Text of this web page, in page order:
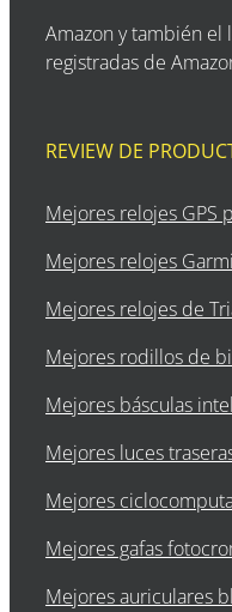
Amazon y también el
registradas de
REVIEW DE
Mejores relojes GPS
Mejores relojes
Mejores relojes de
Mejores rodillos de
Mejores básculas
Mejores luces
Mejores
Mejores gafas
Mejores auriculares